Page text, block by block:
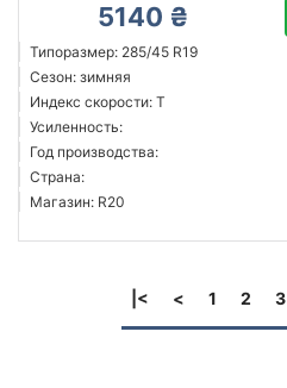
5140 ₴
Типоразмер: 285/45 R19
Сезон: зимняя
Индекс скорости: T
Усиленность:
Год производства:
Страна:
Магазин: R20
|< < 1 2 3